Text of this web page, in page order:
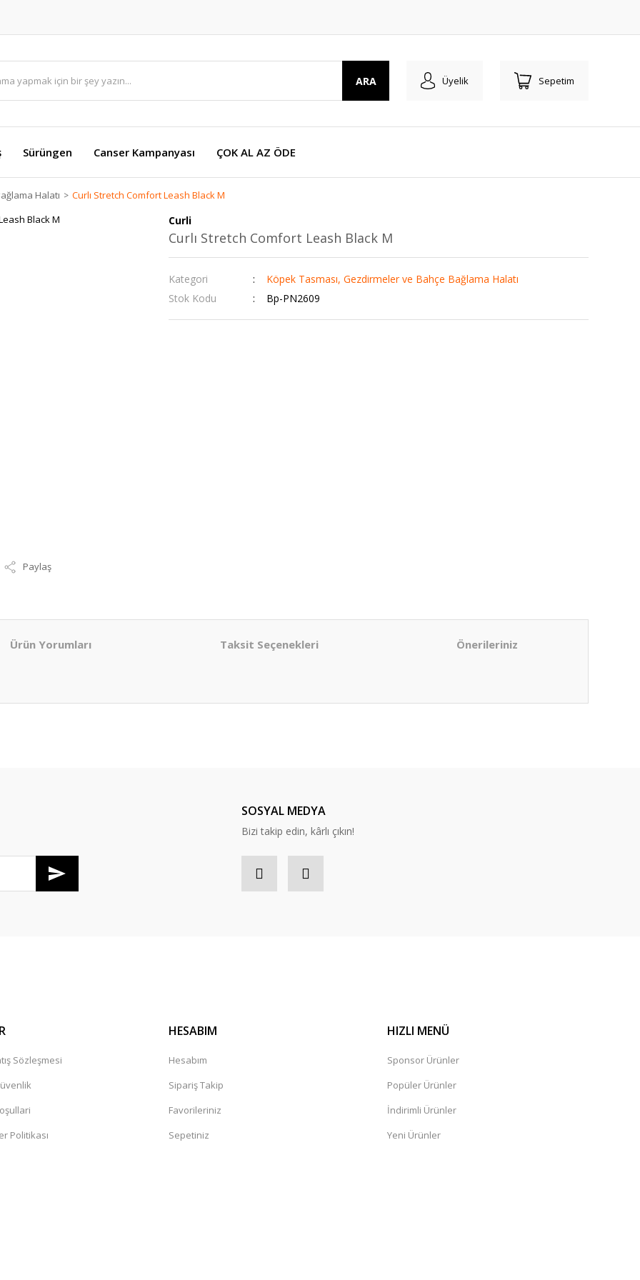
ARA Üyelik Sepetim
Sürüngen Canser Kampanyası ÇOK AL AZ ÖDE
Halatı Curlı Stretch Comfort Leash Black M
Paylaş
Curli
Curlı Stretch Comfort Leash Black M
Kategori
Köpek Tasması, Gezdirmeler ve Bahçe Bağlama Halatı
Stok Kodu
Bp-PN2609
Ürün Yorumları Taksit Seçenekleri Önerileriniz
SOSYAL MEDYA
Bizi takip edin, kârlı çıkın!
Sözleşmesi
Politikası
HESABIM
Hesabım
Sipariş Takip
Favorileriniz
Sepetiniz
HIZLI MENÜ
Sponsor Ürünler
Popüler Ürünler
İndirimli Ürünler
Yeni Ürünler